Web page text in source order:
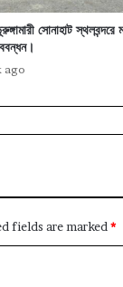
সোনাহাট স্থলবন্দরে
ago
fields are marked*